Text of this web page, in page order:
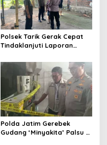
Polsek Tarik Gerak Cepat
Tindaklanjuti Laporan
Hasil Pengecekan Nihil
Aktivitas Perjudian
Polda Jatim Gerebek
Gudang ‘Minyakita’ Palsu di